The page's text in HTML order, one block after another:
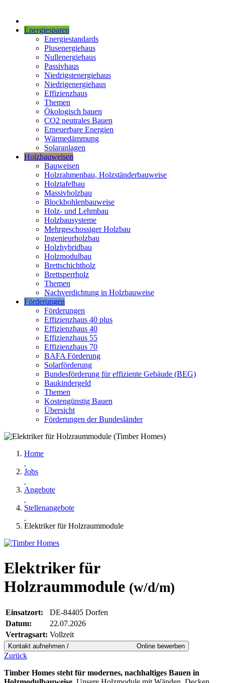
Energiesparen
Energiestandards
Plusenergiehaus
Nullenergiehaus
Passivhaus
Niedrigstenergiehaus
Niedrigenergiehaus
Effizienzhaus
Themen
Ökologisch bauen
CO2 neutrales Bauen
Erneuerbare Energien
Wärmedämmung
Solaranlagen
Holzbauweisen
Bauweisen
Holzrahmenbau, Holzständerbauweise
Holztafelbau
Massivholzbau
Blockbohlenbauweise
Holz- und Lehmbau
Holzbausysteme
Mehrgeschossiger Holzbau
Ingenieurholzbau
Holzhybridbau
Holzmodulbau
Brettschichtholz
Brettsperrholz
Themen
Nachverdichtung in Holzbauweise
Förderungen
Förderungen
Effizienzhaus 40 plus
Effizienzhaus 40
Effizienzhaus 55
Effizienzhaus 70
BAFA Förderung
Solarförderung
Bundesförderung für effiziente Gebäude (BEG)
Baukindergeld
Themen
Kostengünstig Bauen
Übersicht
Förderungen der Bundesländer
Home
Jobs
Angebote
Stellenangebote
Elektriker für Holzraummodule
Elektriker für
Holzraummodule (w/d/m)
Einsatzort:
DE-84405 Dorfen
Datum:
22.07.2026
Vertragsart: Vollzeit
Zurück
Timber Homes steht für modernes, nachhaltiges Bauen in